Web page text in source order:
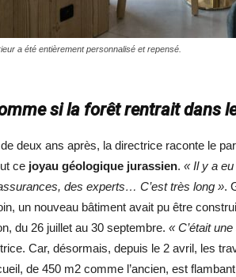
a été entièrement personnalisé et repensé.
si la forêt rentrait dans
deux ans après, la directrice raconte le
ce joyau géologique jurassien. « Il y a
des experts… C’est très long ».
un nouveau bâtiment avait pu être
du 26 juillet au 30 septembre. « C’était
Car, désormais, depuis le 2 avril, les
de 450 m2 comme l’ancien, est